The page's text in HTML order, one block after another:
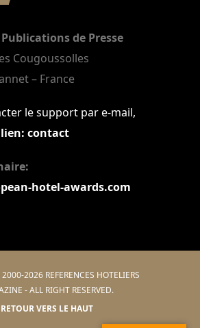
de Presse
Cougoussolles
– France
le support par e-mail,
contact
hotel-awards.com
2026 REFERENCES HOTELIERS
- ALL RIGHT RESERVED.
RETOUR VERS LE HAUT